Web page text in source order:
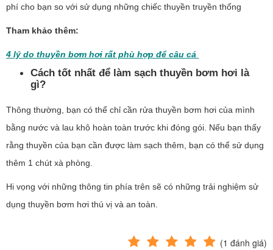
phí cho bạn so với sử dụng những chiếc thuyền truyền thống
Tham khảo thêm:
4 lý do thuyền bơm hơi rất phù hợp để câu cá
Cách tốt nhất để làm sạch thuyền bơm hơi là
gì?
Thông thường, bạn có thể chỉ cần rửa thuyền bơm hơi của mình
bằng nước và lau khô hoàn toàn trước khi đóng gói. Nếu bạn thấy
rằng thuyền của bạn cần được làm sạch thêm, bạn có thể sử dụng
thêm 1 chút xà phòng.
Hi vọng với những thông tin phía trên sẽ có những trải nghiệm sử
dụng thuyền bơm hơi thú vị và an toàn.
(1 đánh giá)